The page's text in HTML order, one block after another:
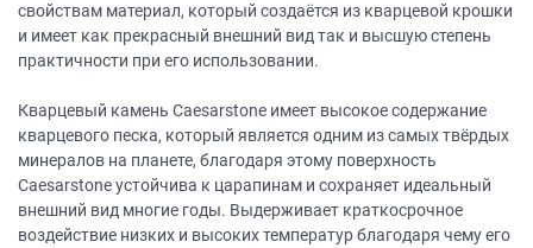
свойствам материал, который создаётся из кварцевой крошки
и имеет как прекрасный внешний вид так и высшую степень
практичности при его использовании.
Кварцевый камень Caesarstone имеет высокое содержание
кварцевого песка, который является одним из самых твёрдых
минералов на планете, благодаря этому поверхность
Caesarstone устойчива к царапинам и сохраняет идеальный
внешний вид многие годы. Выдерживает краткосрочное
воздействие низких и высоких температур благодаря чему его